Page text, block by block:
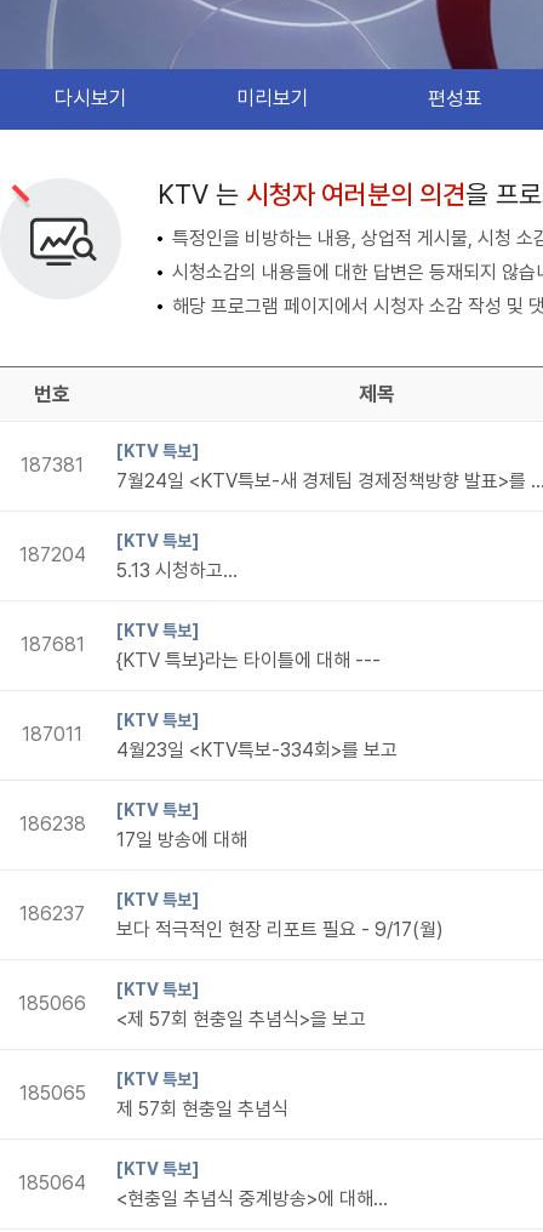
다시보기 미리보기 편성표
KTV 는 시청자 여러분의 의견을 프
특정인을 비방하는 내용, 상업적 게시물, 시청
시청소감의 내용들에 대한 답변은 등재되지 않습
해당 프로그램 페이지에서 시청자 소감 작성 및
번호 제목
187381
[KTV 특보]
7월24일 <KTV특보-새 경제팀
187204
[KTV 특보]
5.13 시청하고...
187681
[KTV 특보]
{KTV 특보}라는 타이틀에 대해 ---
187011
[KTV 특보]
4월23일 <KTV특보-334회>를 보고
186238
[KTV 특보]
17일 방송에 대해
186237
[KTV 특보]
보다 적극적인 현장 리포트 필요 - 9/17(월)
185066
[KTV 특보]
<제 57회 현충일 추념식>을 보고
185065
[KTV 특보]
제 57회 현충일 추념식
185064
[KTV 특보]
<현충일 추념식 중계방송>에 대해...
검색 조건
검색어 입력
검색